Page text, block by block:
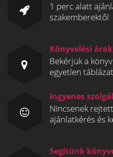
1 perc alatt
szakemberektől
Könyvelési
Bekérjük a
egyetlen
Ingyenes
Nincsenek
ajánlatkérés és
Segítünk